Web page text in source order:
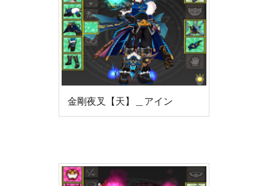
金剛夜叉【天】＿アイン